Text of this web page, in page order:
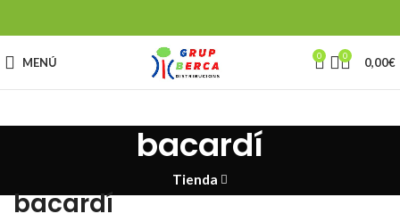
MENÚ 0 0 0,00€
bacardí
Tienda
bacardí